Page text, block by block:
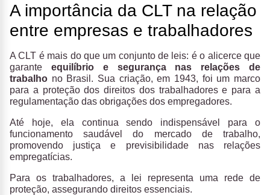
A importância da CLT na relação
entre empresas e trabalhadores
A CLT é mais do que um conjunto de leis: é o alicerce que
garante equilíbrio e segurança nas relações de
trabalho no Brasil. Sua criação, em 1943, foi um marco
para a proteção dos direitos dos trabalhadores e para a
regulamentação das obrigações dos empregadores.
Até hoje, ela continua sendo indispensável para o
funcionamento saudável do mercado de trabalho,
promovendo justiça e previsibilidade nas relações
empregatícias.
Para os trabalhadores, a lei representa uma rede de
proteção, assegurando direitos essenciais.